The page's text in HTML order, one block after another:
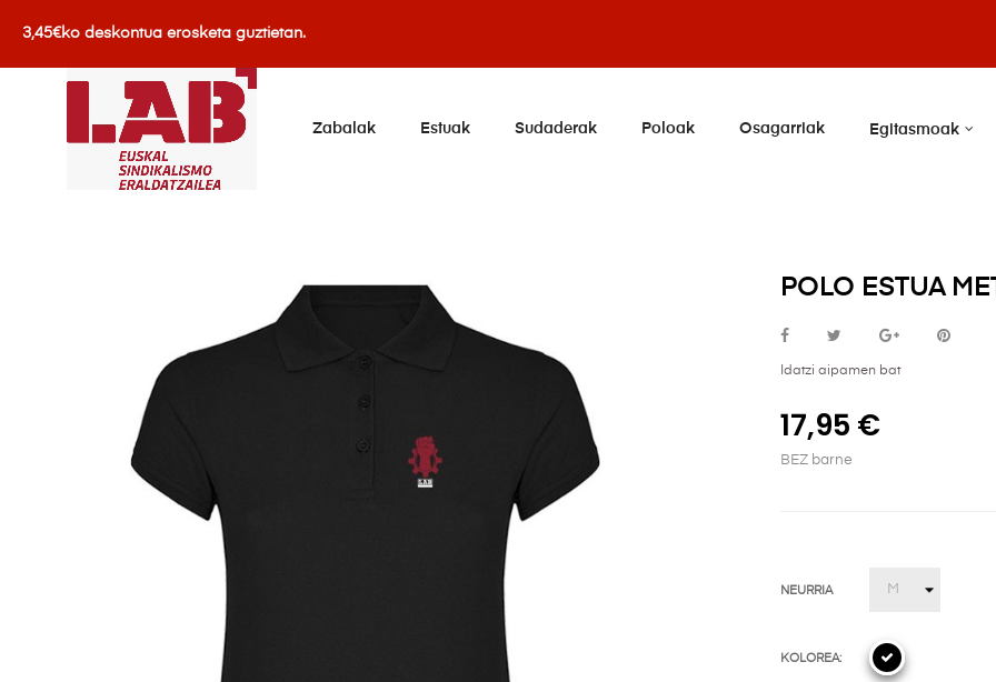
3,45€ko deskontua erosketa guztietan.
Zabalak Estuak Sudaderak Poloak Osagarriak Egitasmoak
POLO ESTUA
Idatzi aipamen bat
17,95 €
BEZ barne
NEURRIA
KOLOREA: